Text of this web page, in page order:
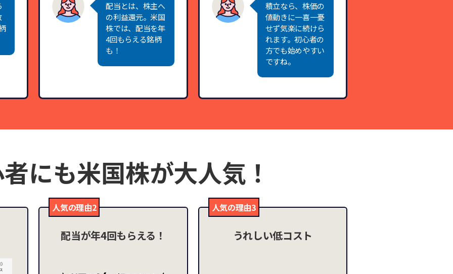
配当とは、株主へ
の利益還元。米国
株では、配当を年
4回もらえる銘柄
も！
積立なら、株価の
値動きに一喜一憂
せず気楽に続けら
れます。初心者の
方でも始めやすい
ですね。
にも米国株が大人気！
人気の理由2
配当が年4回もらえる！
人気の理由3
うれしい低コスト